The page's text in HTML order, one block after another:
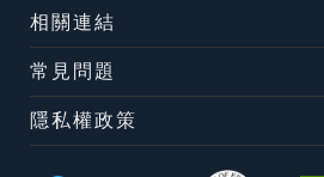
相關連結
常見問題
隱私權政策